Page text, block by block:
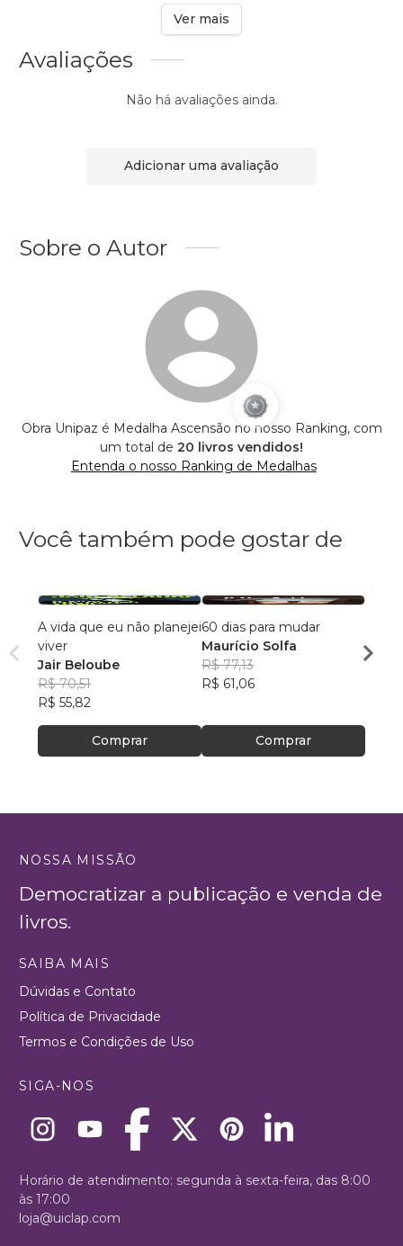
Ver mais
Avaliações
Não há avaliações ainda.
Adicionar uma avaliação
Sobre o Autor
Obra Unipaz é Medalha Ascensão no nosso Ranking, com
um total de 20 livros vendidos!
Entenda o nosso Ranking de Medalhas
Você também pode gostar de
A vida que eu não planejei
viver
Jair Beloube
R$ 70,51
R$ 55,82
Comprar
60 dias para mudar
Maurício Solfa
R$ 77,13
R$ 61,06
Comprar
R$
NOSSA MISSÃO
Democratizar a publicação e venda de
livros.
SAIBA MAIS
Dúvidas e Contato
Política de Privacidade
Termos e Condições de Uso
SIGA-NOS
Horário de atendimento: segunda à sexta-feira, das 8:00
às 17:00
loja@uiclap.com